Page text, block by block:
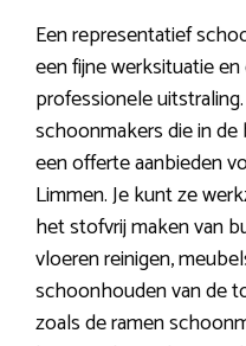
Een representatief
een fijne werksituatie
professionele
schoonmakers die in
een offerte aanbieden
Limmen. Je kunt ze
het stofvrij maken van
vloeren reinigen,
schoonhouden van de
zoals de ramen